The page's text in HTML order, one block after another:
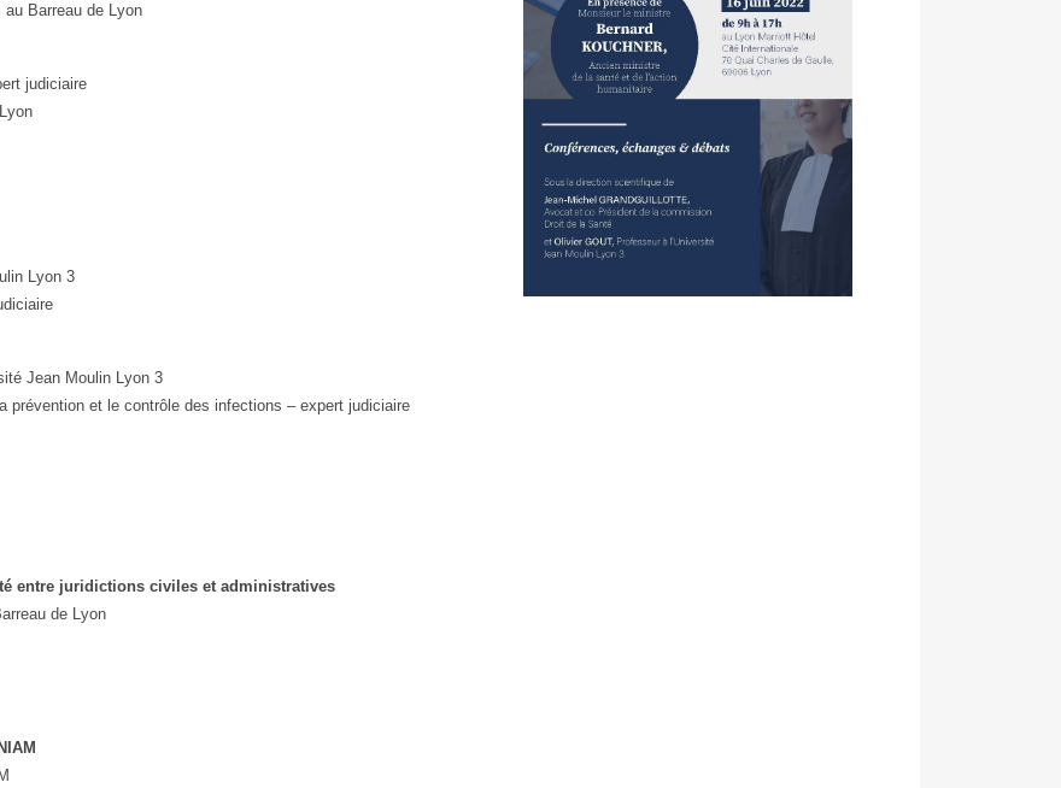
au Barreau de Lyon
judiciaire
Lyon 3
Jean Moulin Lyon 3
prévention et le contrôle des infections – expert judiciaire
entre juridictions civiles et administratives
de Lyon